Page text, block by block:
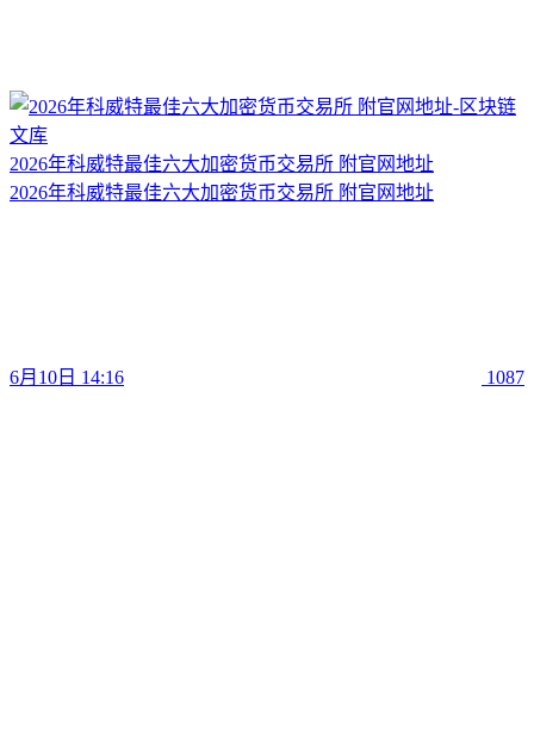
2026年科威特最佳六大加密货币交易所 附官网地址
2026年科威特最佳六大加密货币交易所 附官网地址
6月10日 14:16 1087